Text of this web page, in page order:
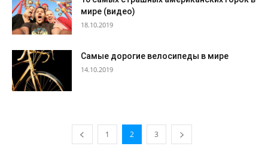
мире (видео)
18.10.2019
Самые дорогие велосипеды в мире
14.10.2019
1 2 3